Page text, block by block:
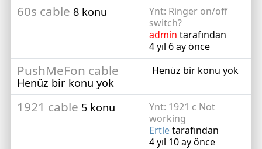
60s cable 8 konu
Ynt: Ringer on/off
switch?
admin tarafından
4 yıl 6 ay önce
PushMeFon cable
Henüz bir konu yok
Henüz bir konu yok
1921 cable 5 konu
Ynt: 1921 c Not
working
Ertletarafından
4 yıl 10 ay önce